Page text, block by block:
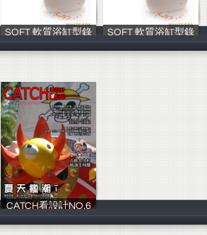
SOFT 軟質浴缸型錄
Channel D
SOFT 軟質浴缸型錄
Channel D
CATCH看設計NO.6
影音誌